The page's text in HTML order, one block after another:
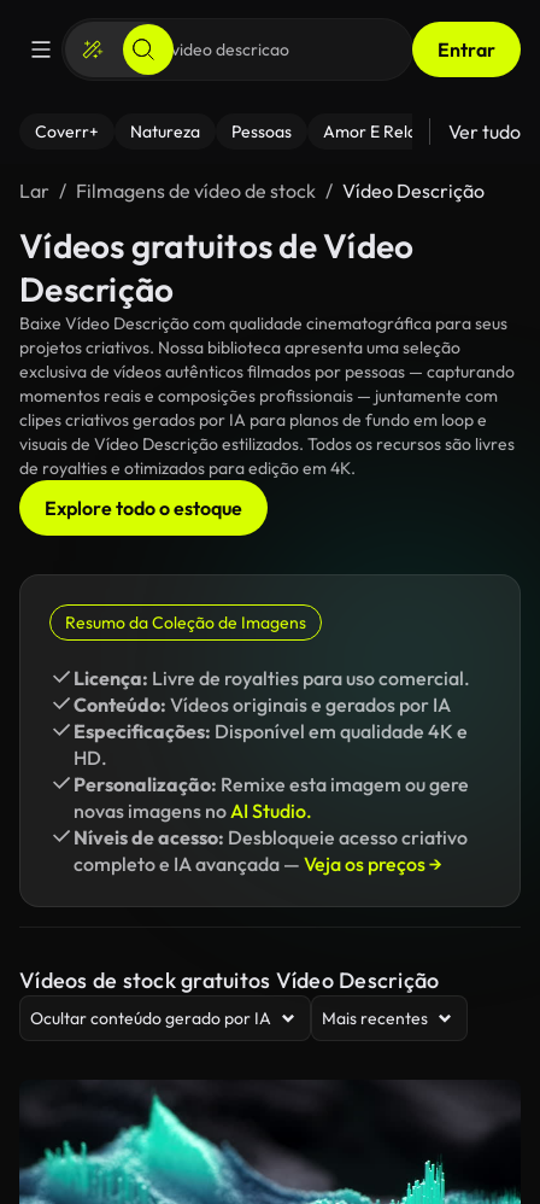
Entrar
Coverr+ Natureza Pessoas Amor E Relacionamentos
Ver tudo
Lar Filmagens de vídeo de stock Vídeo Descrição
Vídeos gratuitos de Vídeo
Descrição
Baixe Vídeo Descrição com qualidade cinematográfica para seus
projetos criativos. Nossa biblioteca apresenta uma seleção
exclusiva de vídeos autênticos filmados por pessoas — capturando
momentos reais e composições profissionais — juntamente com
clipes criativos gerados por IA para planos de fundo em loop e
visuais de Vídeo Descrição estilizados. Todos os recursos são livres
de royalties e otimizados para edição em 4K.
Explore todo o estoque
Resumo da Coleção de Imagens
Licença: Livre de royalties para uso comercial.
Conteúdo: Vídeos originais e gerados por IA
Especificações: Disponível em qualidade 4K e
HD.
Personalização: Remixe esta imagem ou gere
novas imagens noAI Studio.
Níveis de acesso: Desbloqueie acesso criativo
completo e IA avançada — Veja os preços →
Vídeos de stock gratuitos Vídeo Descrição
Ocultar conteúdo gerado por IA Mais recentes